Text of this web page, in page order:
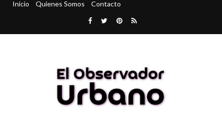
Inicio Quienes Somos Contacto